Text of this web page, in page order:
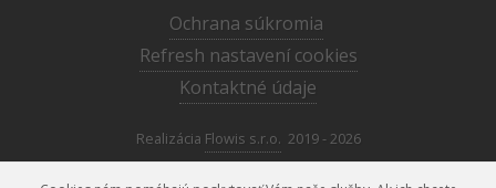
Ochrana súkromia
Refresh nastavení cookies
Kontaktné údaje
Realizácia Flowis s.r.o. 2019 - 2026